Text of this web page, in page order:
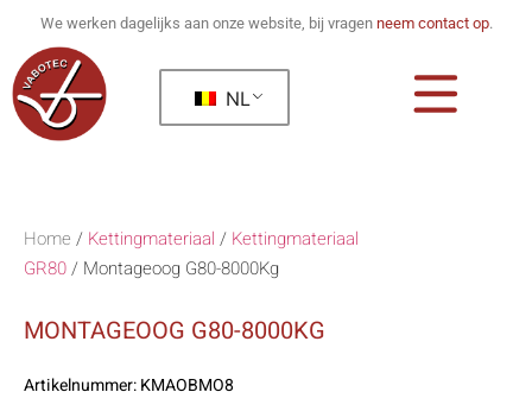
We werken dagelijks aan onze website, bij vragen neem contact op.
NL
Home / Kettingmateriaal / Kettingmateriaal
GR80/ Montageoog G80-8000Kg
MONTAGEOOG G80-8000KG
Artikelnummer:KMAOBMO8